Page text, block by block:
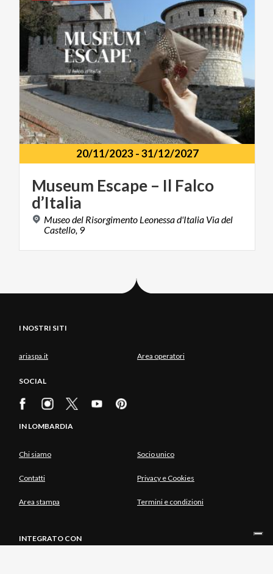
20/11/2023-31/12/2027
Museum Escape – Il Falco
d’Italia
Museo del Risorgimento Leonessa d'Italia Via del
Castello, 9
I NOSTRI SITI
ariaspa.it Area operatori
SOCIAL
IN LOMBARDIA
Chi siamo Socio unico
Contatti Privacy e Cookies
Area stampa Termini e condizioni
INTEGRATO CON